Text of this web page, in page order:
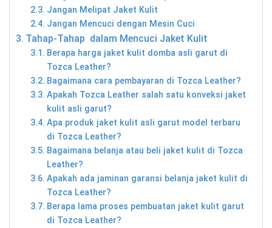
Jangan Melipat Jaket Kulit
Jangan Mencuci dengan Mesin Cuci
Tahap-Tahap dalam Mencuci Jaket Kulit
Berapa harga jaket kulit domba asli garut di
Tozca Leather?
Bagaimana cara pembayaran di Tozca Leather?
Apakah Tozca Leather salah satu konveksi jaket
kulit asli garut?
Apa produk jaket kulit asli garut model terbaru
di Tozca Leather?
Bagaimana belanja atau beli jaket kulit di Tozca
Leather?
Apakah ada jaminan garansi belanja jaket kulit di
Tozca Leather?
Berapa lama proses pembuatan jaket kulit garut
di Tozca Leather?